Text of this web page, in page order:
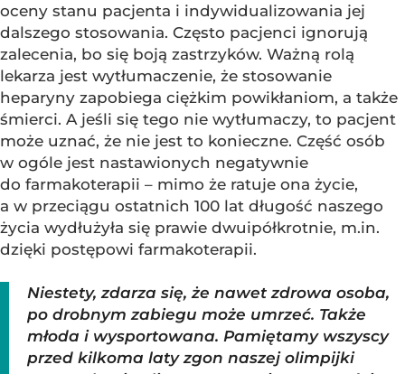
oceny stanu pacjenta i indywidualizowania jej
dalszego stosowania. Często pacjenci ignorują
zalecenia, bo się boją zastrzyków. Ważną rolą
lekarza jest wytłumaczenie, że stosowanie
heparyny zapobiega ciężkim powikłaniom, a także
śmierci. A jeśli się tego nie wytłumaczy, to pacjent
może uznać, że nie jest to konieczne. Część osób
w ogóle jest nastawionych negatywnie
do farmakoterapii – mimo że ratuje ona życie,
a w przeciągu ostatnich 100 lat długość naszego
życia wydłużyła się prawie dwuipółkrotnie, m.in.
dzięki postępowi farmakoterapii.
Niestety, zdarza się, że nawet zdrowa osoba,
po drobnym zabiegu może umrzeć. Także
młoda i wysportowana. Pamiętamy wszyscy
przed kilkoma laty zgon naszej olimpijki